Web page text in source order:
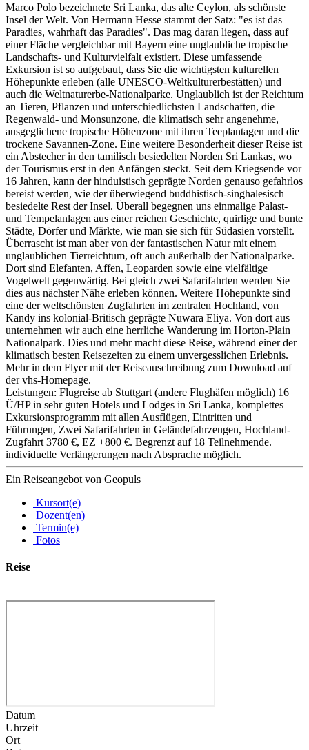
Marco Polo bezeichnete Sri Lanka, das alte Ceylon, als schönste
Insel der Welt. Von Hermann Hesse stammt der Satz: "es ist das
Paradies, wahrhaft das Paradies". Das mag daran liegen, dass auf
einer Fläche vergleichbar mit Bayern eine unglaubliche tropische
Landschafts- und Kulturvielfalt existiert. Diese umfassende
Exkursion ist so aufgebaut, dass Sie die wichtigsten kulturellen
Höhepunkte erleben (alle UNESCO-Weltkulturerbestätten) und
auch die Weltnaturerbe-Nationalparke. Unglaublich ist der Reichtum
an Tieren, Pflanzen und unterschiedlichsten Landschaften, die
Regenwald- und Monsunzone, die klimatisch sehr angenehme,
ausgeglichene tropische Höhenzone mit ihren Teeplantagen und die
trockene Savannen-Zone. Eine weitere Besonderheit dieser Reise ist
ein Abstecher in den tamilisch besiedelten Norden Sri Lankas, wo
der Tourismus erst in den Anfängen steckt. Seit dem Kriegsende vor
16 Jahren, kann der hinduistisch geprägte Norden genauso gefahrlos
bereist werden, wie der überwiegend buddhistisch-singhalesisch
besiedelte Rest der Insel. Überall begegnen uns einmalige Palast-
und Tempelanlagen aus einer reichen Geschichte, quirlige und bunte
Städte, Dörfer und Märkte, wie man sie sich für Südasien vorstellt.
Überrascht ist man aber von der fantastischen Natur mit einem
unglaublichen Tierreichtum, oft auch außerhalb der Nationalparke.
Dort sind Elefanten, Affen, Leoparden sowie eine vielfältige
Vogelwelt gegenwärtig. Bei gleich zwei Safarifahrten werden Sie
dies aus nächster Nähe erleben können. Weitere Höhepunkte sind
eine der weltschönsten Zugfahrten im zentralen Hochland, von
Kandy ins kolonial-Britisch geprägte Nuwara Eliya. Von dort aus
unternehmen wir auch eine herrliche Wanderung im Horton-Plain
Nationalpark. Dies und mehr macht diese Reise, während einer der
klimatisch besten Reisezeiten zu einem unvergesslichen Erlebnis.
Mehr in dem Flyer mit der Reiseauschreibung zum Download auf
der vhs-Homepage.
Leistungen: Flugreise ab Stuttgart (andere Flughäfen möglich) 16
Ü/HP in sehr guten Hotels und Lodges in Sri Lanka, komplettes
Exkursionsprogramm mit allen Ausflügen, Eintritten und
Führungen, Zwei Safarifahrten in Geländefahrzeugen, Hochland-
Zugfahrt 3780 €, EZ +800 €. Begrenzt auf 18 Teilnehmende.
individuelle Verlängerungen nach Absprache möglich.
Ein Reiseangebot von Geopuls
Kursort(e)
Dozent(en)
Termin(e)
Fotos
Reise
Datum
Uhrzeit
Ort